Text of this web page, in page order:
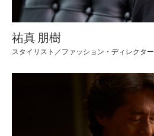
祐真 朋樹
スタイリスト／ファッション・ディレクター